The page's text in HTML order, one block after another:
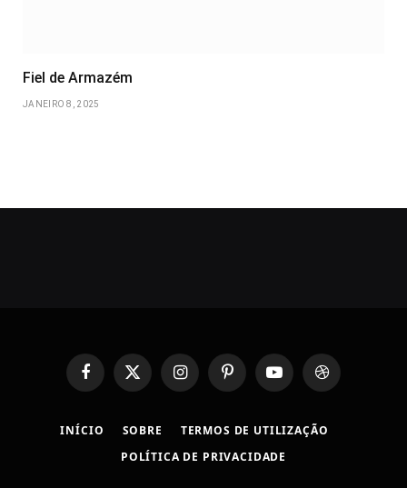
Fiel de Armazém
JANEIRO 8, 2025
FacebookX
(Twitter)
InstagramPinterestYouTubeDribbble
INÍCIO SOBRE
TERMOS DE UTILIZAÇÃO
POLÍTICA DE PRIVACIDADE